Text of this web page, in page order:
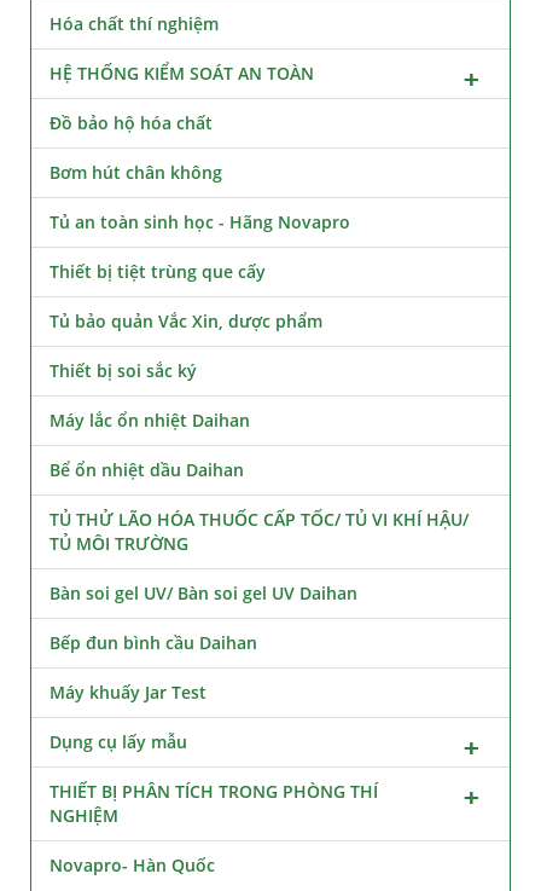
Hóa chất thí nghiệm
HỆ THỐNG KIỂM SOÁT AN TOÀN
Đồ bảo hộ hóa chất
Bơm hút chân không
Tủ an toàn sinh học - Hãng Novapro
Thiết bị tiệt trùng que cấy
Tủ bảo quản Vắc Xin, dược phẩm
Thiết bị soi sắc ký
Máy lắc ổn nhiệt Daihan
Bể ổn nhiệt dầu Daihan
TỦ THỬ LÃO HÓA THUỐC CẤP TỐC/ TỦ VI KHÍ HẬU/
TỦ MÔI TRƯỜNG
Bàn soi gel UV/ Bàn soi gel UV Daihan
Bếp đun bình cầu Daihan
Máy khuấy Jar Test
Dụng cụ lấy mẫu
THIẾT BỊ PHÂN TÍCH TRONG PHÒNG THÍ
NGHIỆM
Novapro- Hàn Quốc